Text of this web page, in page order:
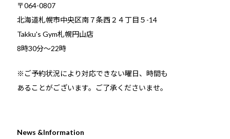
〒064-0807
北海道札幌市中央区南７条西２４丁目５-14
Takku's Gym札幌円山店
8時30分～22時
※ご予約状況により対応できない曜日、時間も
あることがございます。ご了承くださいませ。
News &Information